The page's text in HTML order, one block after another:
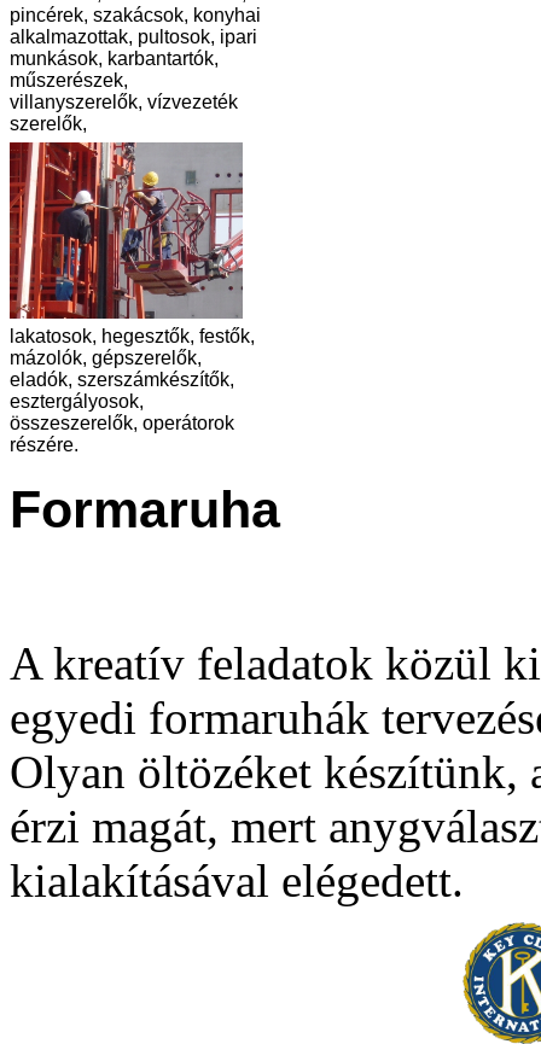
pincérek, szakácsok, konyhai
alkalmazottak, pultosok, ipari
munkások, karbantartók,
műszerészek,
villanyszerelők, vízvezeték
szerelők,
lakatosok, hegesztők, festők,
mázolók, gépszerelők,
eladók, szerszámkészítők,
esztergályosok,
összeszerelők, operátorok
részére.
Formaruha
A kreatív feladatok közül
egyedi formaruhák
Olyan öltözéket
érzi magát, mert
kialakításával elégedett.